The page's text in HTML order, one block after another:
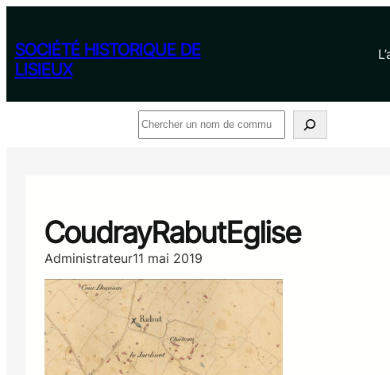
contenu
SOCIÉTÉ HISTORIQUE DE
LISIEUX
CoudrayRabutEglise
Administrateur11 mai 2019